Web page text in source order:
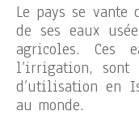
Le pays se vante
de ses eaux
agricoles. Ces
l’irrigation, sont
d’utilisation en
au monde.